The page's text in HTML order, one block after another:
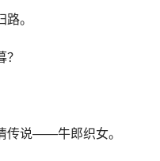
。
传说——牛郎织女。